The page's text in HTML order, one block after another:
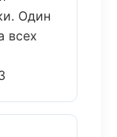
Один
всех